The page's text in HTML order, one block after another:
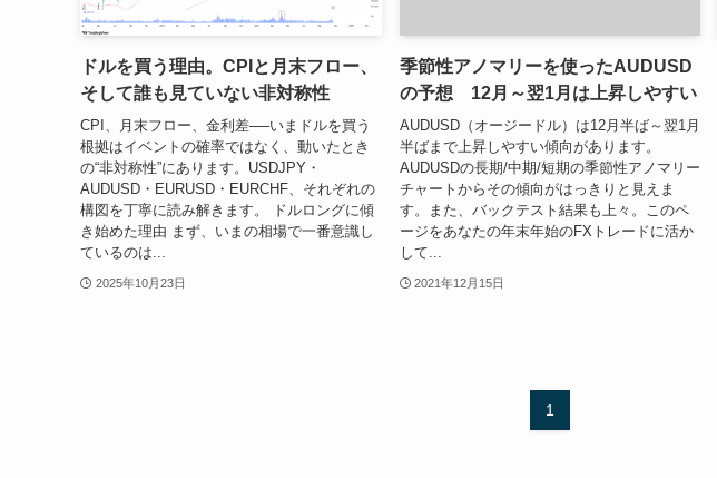
ドルを買う理由。CPIと月末フロー、
そして誰も見ていない非対称性
CPI、月末フロー、金利差──いまドルを買う
根拠はイベントの確率ではなく、動いたとき
の“非対称性”にあります。USDJPY・
AUDUSD・EURUSD・EURCHF、それぞれの
構図を丁寧に読み解きます。 ドルロングに傾
き始めた理由 まず、いまの相場で一番意識し
ているのは...
2025年10月23日
季節性アノマリーを使ったAUDUSD
の予想 12月～翌1月は上昇しやすい
AUDUSD（オージードル）は12月半ば～翌1月
半ばまで上昇しやすい傾向があります。
AUDUSDの長期/中期/短期の季節性アノマリー
チャートからその傾向がはっきりと見えま
す。また、バックテスト結果も上々。このペ
ージをあなたの年末年始のFXトレードに活か
して...
2021年12月15日
1